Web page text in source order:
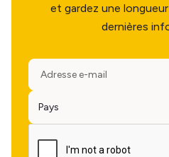
et gardez une
dernières